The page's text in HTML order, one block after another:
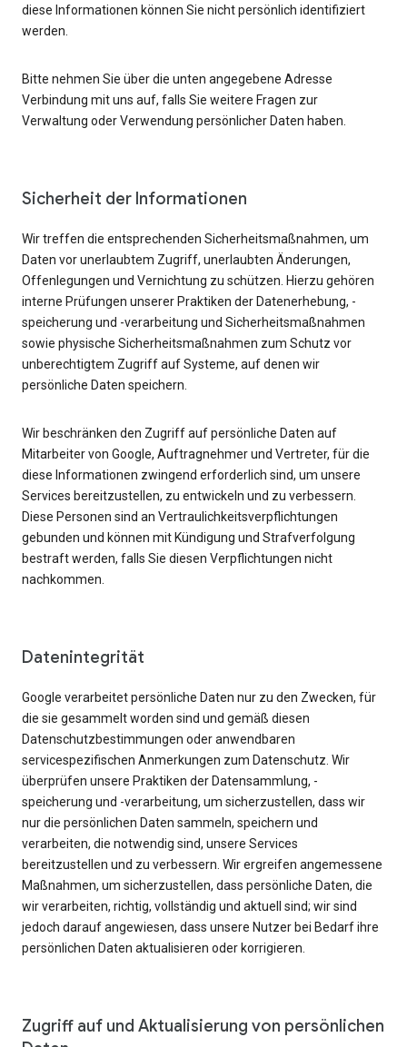
diese Informationen können Sie nicht persönlich identifiziert
werden.
Bitte nehmen Sie über die unten angegebene Adresse
Verbindung mit uns auf, falls Sie weitere Fragen zur
Verwaltung oder Verwendung persönlicher Daten haben.
Sicherheit der Informationen
Wir treffen die entsprechenden Sicherheitsmaßnahmen, um
Daten vor unerlaubtem Zugriff, unerlaubten Änderungen,
Offenlegungen und Vernichtung zu schützen. Hierzu gehören
interne Prüfungen unserer Praktiken der Datenerhebung, -
speicherung und -verarbeitung und Sicherheitsmaßnahmen
sowie physische Sicherheitsmaßnahmen zum Schutz vor
unberechtigtem Zugriff auf Systeme, auf denen wir
persönliche Daten speichern.
Wir beschränken den Zugriff auf persönliche Daten auf
Mitarbeiter von Google, Auftragnehmer und Vertreter, für die
diese Informationen zwingend erforderlich sind, um unsere
Services bereitzustellen, zu entwickeln und zu verbessern.
Diese Personen sind an Vertraulichkeitsverpflichtungen
gebunden und können mit Kündigung und Strafverfolgung
bestraft werden, falls Sie diesen Verpflichtungen nicht
nachkommen.
Datenintegrität
Google verarbeitet persönliche Daten nur zu den Zwecken, für
die sie gesammelt worden sind und gemäß diesen
Datenschutzbestimmungen oder anwendbaren
servicespezifischen Anmerkungen zum Datenschutz. Wir
überprüfen unsere Praktiken der Datensammlung, -
speicherung und -verarbeitung, um sicherzustellen, dass wir
nur die persönlichen Daten sammeln, speichern und
verarbeiten, die notwendig sind, unsere Services
bereitzustellen und zu verbessern. Wir ergreifen angemessene
Maßnahmen, um sicherzustellen, dass persönliche Daten, die
wir verarbeiten, richtig, vollständig und aktuell sind; wir sind
jedoch darauf angewiesen, dass unsere Nutzer bei Bedarf ihre
persönlichen Daten aktualisieren oder korrigieren.
Zugriff auf und Aktualisierung von persönlichen